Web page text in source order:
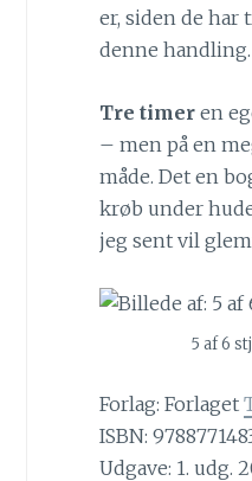
er, siden de har
denne handling.
Tre timeren
– men på en
måde. Det en
krøb under
jeg sent vil
5 af 6
Forlag: Forlaget
ISBN:
Udgave: 1. udg.